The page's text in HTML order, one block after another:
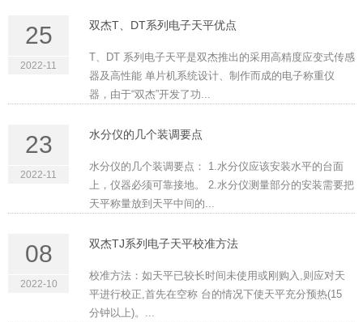
25
2022-11
双杰T、DT系列电子天平优点
T、DT 系列电子天平是双杰推出的采用高精度应变式传感
器及高性能 单片机系统设计、制作而成的电子称重仪
器，由于“双杰”开发了功...
23
2022-11
水分仪的几个装调要点
水分仪的几个装调要点： 1.水分仪应该安装水平的台面
上，仪器必须可靠接地。 2.水分仪测量部分的安装需要把
天平称量放到天平中间的...
08
2022-10
双杰TJ系列电子天平校准方法
校准方法：如天平已较长时间未使用或刚购入,则应对天
平进行校正,首先在空称 台的情况下使天平充分预热(15
分钟以上)。...